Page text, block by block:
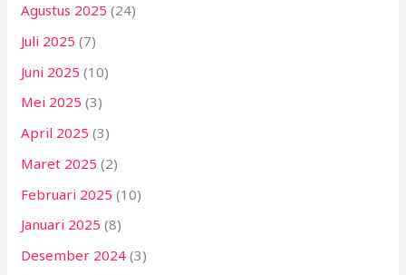
Agustus 2025 (24)
Juli 2025 (7)
Juni 2025 (10)
Mei 2025 (3)
April 2025 (3)
Maret 2025 (2)
Februari 2025 (10)
Januari 2025 (8)
Desember 2024 (3)